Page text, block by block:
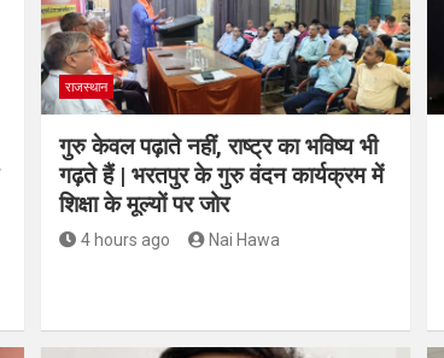
राजस्थान
गुरु केवल पढ़ाते नहीं, राष्ट्र का भविष्य भी
गढ़ते हैं | भरतपुर के गुरु वंदन कार्यक्रम में
शिक्षा के मूल्यों पर जोर
4 hours ago Nai Hawa